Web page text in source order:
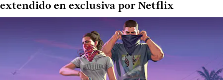
extendido en exclusiva por Netflix